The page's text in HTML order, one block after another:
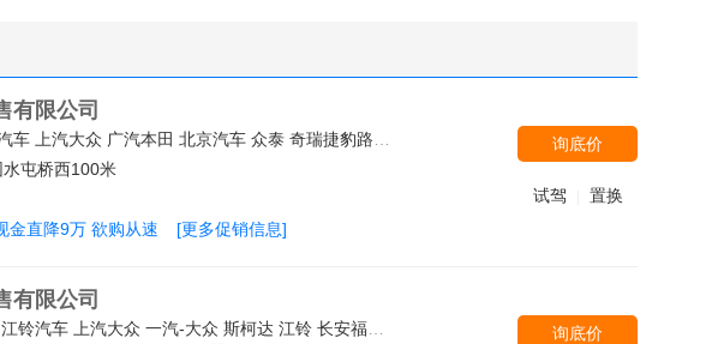
有限公司
菲克 上汽荣威 东风英菲尼迪 东风启辰 雪佛兰 道奇(进口) 斯柯达 一汽-大众 长安马自达 东风标致 东风本田 江淮汽车 哈弗汽车 一汽丰田 福特(进口) 北汽银翔 东南汽车 陆风 观致 广汽丰田 东风雷诺 奇瑞捷豹路虎 一汽马自达 东风悦达起亚 广汽三菱 大众(进口) 广汽讴歌 北京现代 雷克萨斯 吉利汽车 林肯 长安PSA 汉腾汽车 江铃汽车 华晨中华 东风裕隆 沃尔沃亚太 上汽大通 东风风光 一汽海马 奇瑞汽车 一汽奔腾 北汽绅宝 MINI 北汽威旺 斯巴鲁 MG 东风雪铁龙 江铃福特 比亚迪 东风风行
屯桥西100米
金直降9万 欲购从速
[更多促销信息]
询底价
试驾 置换
有限公司
众 一汽-大众 斯柯达 江铃 长安福特 雪佛兰 北汽绅宝 北京汽车 吉利汽车 路特斯 上汽荣威 MG 金杯 询底价